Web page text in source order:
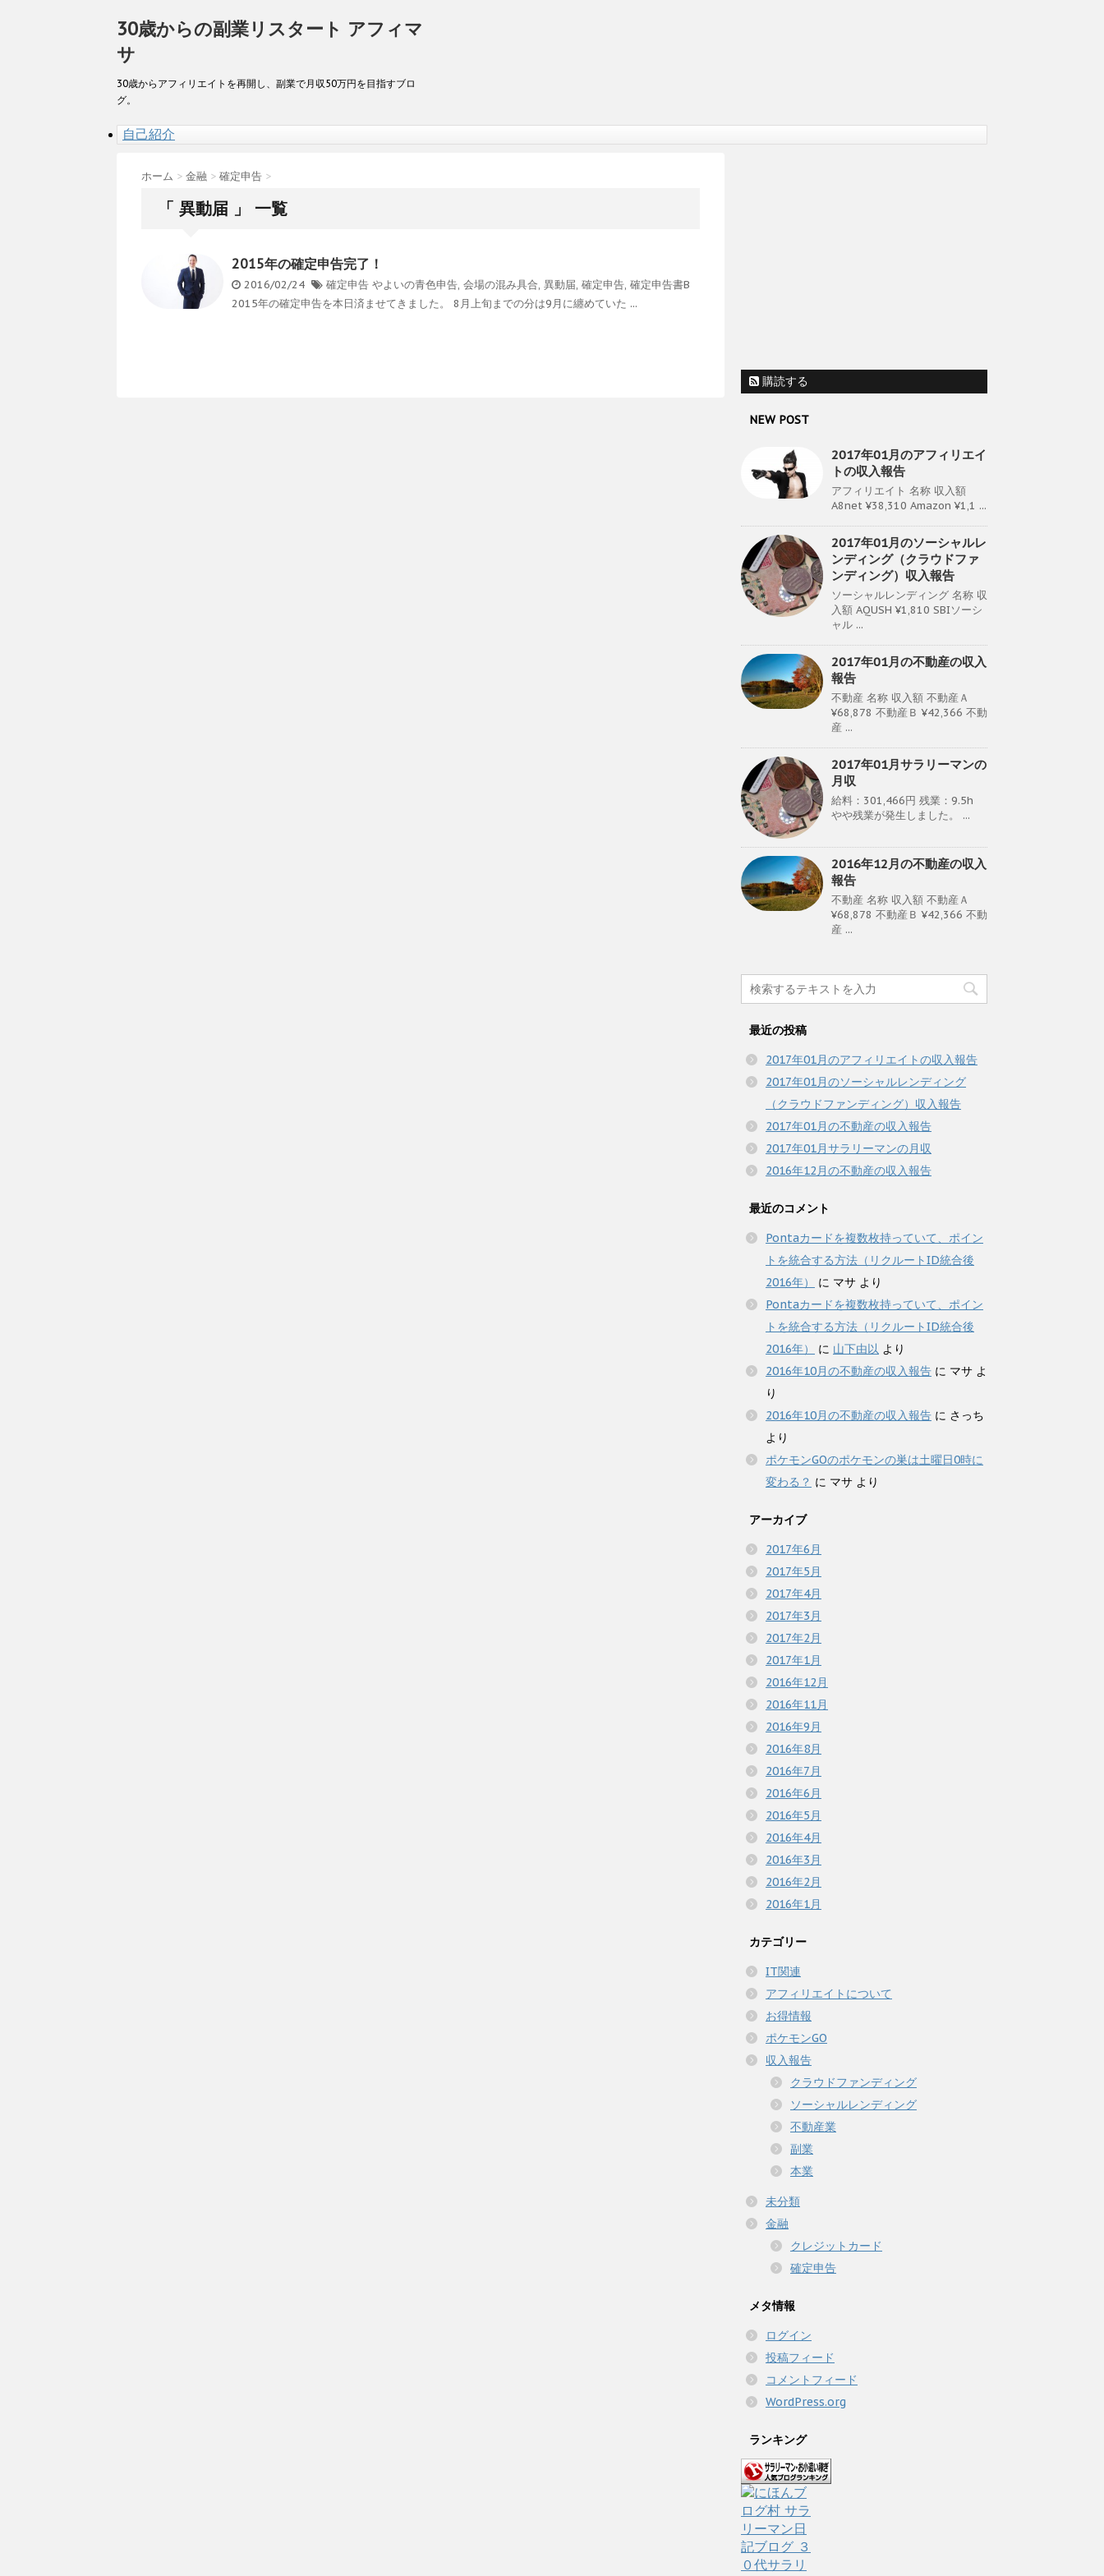
30歳からの副業リスタート アフィマ
サ
30歳からアフィリエイトを再開し、副業で月収50万円を目指すブロ
グ。
自己紹介
ホーム > 金融 > 確定申告 >
「 異動届 」 一覧
2015年の確定申告完了！
2016/02/24 確定申告 やよいの青色申告, 会場の混み具合, 異動届, 確定申告, 確定申告書B
2015年の確定申告を本日済ませてきました。 8月上旬までの分は9月に纏めていた ...
購読する
NEW POST
2017年01月のアフィリエイ
トの収入報告
アフィリエイト 名称 収入額
A8net ¥38,310 Amazon ¥1,1 ...
2017年01月のソーシャルレ
ンディング（クラウドファ
ンディング）収入報告
ソーシャルレンディング 名称 収
入額 AQUSH ¥1,810 SBIソーシ
ャル ...
2017年01月の不動産の収入
報告
不動産 名称 収入額 不動産Ａ
¥68,878 不動産Ｂ ¥42,366 不動
産 ...
2017年01月サラリーマンの
月収
給料：301,466円 残業：9.5h
やや残業が発生しました。 ...
2016年12月の不動産の収入
報告
不動産 名称 収入額 不動産Ａ
¥68,878 不動産Ｂ ¥42,366 不動
産 ...
最近の投稿
2017年01月のアフィリエイトの収入報告
2017年01月のソーシャルレンディング
（クラウドファンディング）収入報告
2017年01月の不動産の収入報告
2017年01月サラリーマンの月収
2016年12月の不動産の収入報告
最近のコメント
Pontaカードを複数枚持っていて、ポイン
トを統合する方法（リクルートID統合後
2016年）
に マサ より
Pontaカードを複数枚持っていて、ポイン
トを統合する方法（リクルートID統合後
2016年）
に 山下由以 より
2016年10月の不動産の収入報告 に マサ よ
り
2016年10月の不動産の収入報告 に さっち
より
ポケモンGOのポケモンの巣は土曜日0時に
変わる？ に マサ より
アーカイブ
2017年6月
2017年5月
2017年4月
2017年3月
2017年2月
2017年1月
2016年12月
2016年11月
2016年9月
2016年8月
2016年7月
2016年6月
2016年5月
2016年4月
2016年3月
2016年2月
2016年1月
カテゴリー
IT関連
アフィリエイトについて
お得情報
ポケモンGO
収入報告
クラウドファンディング
ソーシャルレンディング
不動産業
副業
本業
未分類
金融
クレジットカード
確定申告
メタ情報
ログイン
投稿フィード
コメントフィード
WordPress.org
ランキング